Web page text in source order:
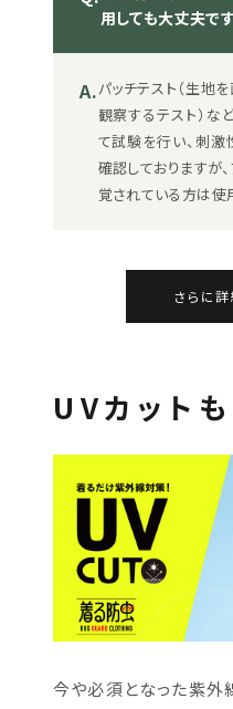
用しても大丈夫で
A.パッチテスト（生地
観察するテスト）
て試験を行い、刺
確認しておりますが
覚されている方は使
さらに
UVカット
今や必須となった紫外